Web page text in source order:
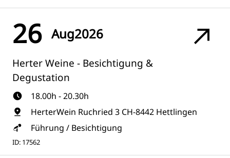
26 Aug2026
Herter Weine - Besichtigung &
Degustation
18.00h - 20.30h
HerterWein Ruchried 3 CH-8442 Hettlingen
Führung / Besichtigung
ID: 17562